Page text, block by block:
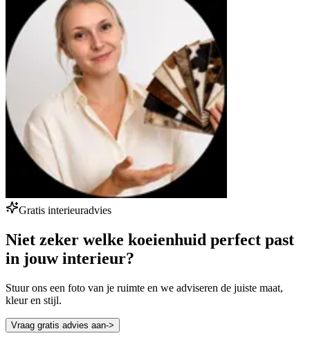
Gratis interieuradvies
Niet zeker welke koeienhuid perfect past
in jouw interieur?
Stuur ons een foto van je ruimte en we adviseren de juiste maat,
kleur en stijl.
Vraag gratis advies aan->